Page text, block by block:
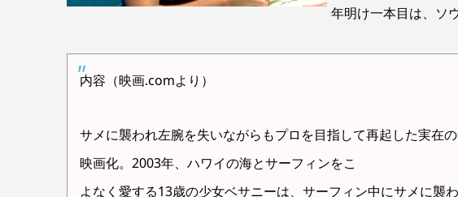
年明け一本目は、ソ
内容（映画.comより）
サメに襲われ左腕を失いながらもプロを目指して再起した実在
映画化。2003年、ハワイの海とサーフィンをこ
よなく愛する13歳の少女ベサニーは、サーフィン中にサメに襲